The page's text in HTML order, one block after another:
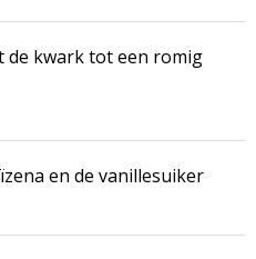
de kwark tot een romig
en de vanillesuiker